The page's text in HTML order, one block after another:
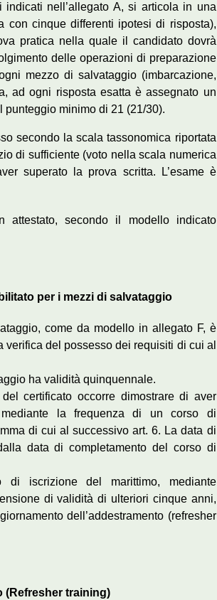
indicati nell’allegato A, si articola in una
con cinque differenti ipotesi di risposta),
pratica nella quale il candidato dovrà
delle operazioni di preparazione
mezzo di salvataggio (imbarcazione,
ad ogni risposta esatta è assegnato un
minimo di 21 (21/30).
secondo la scala tassonomica riportata
di sufficiente (voto nella scala numerica
superato la prova scritta. L’esame è
attestato, secondo il modello indicato
per i mezzi di salvataggio
come da modello in allegato F, è
del possesso dei requisiti di cui al
ha validità quinquennale.
certificato occorre dimostrare di aver
la frequenza di un corso di
di cui al successivo art. 6. La data di
data di completamento del corso di
di iscrizione del marittimo, mediante
di validità di ulteriori cinque anni,
dell’addestramento (refresher
(Refresher training)